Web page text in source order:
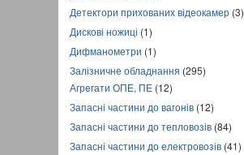
Детектори прихованих відеокамер (3)
Дискові ножиці (1)
Дифманометри (1)
Залізничне обладнання (295)
Агрегати ОПЕ, ПЕ (12)
Запасні частини до вагонів (12)
Запасні частини до тепловозів (84)
Запасні частини до електровозів (41)